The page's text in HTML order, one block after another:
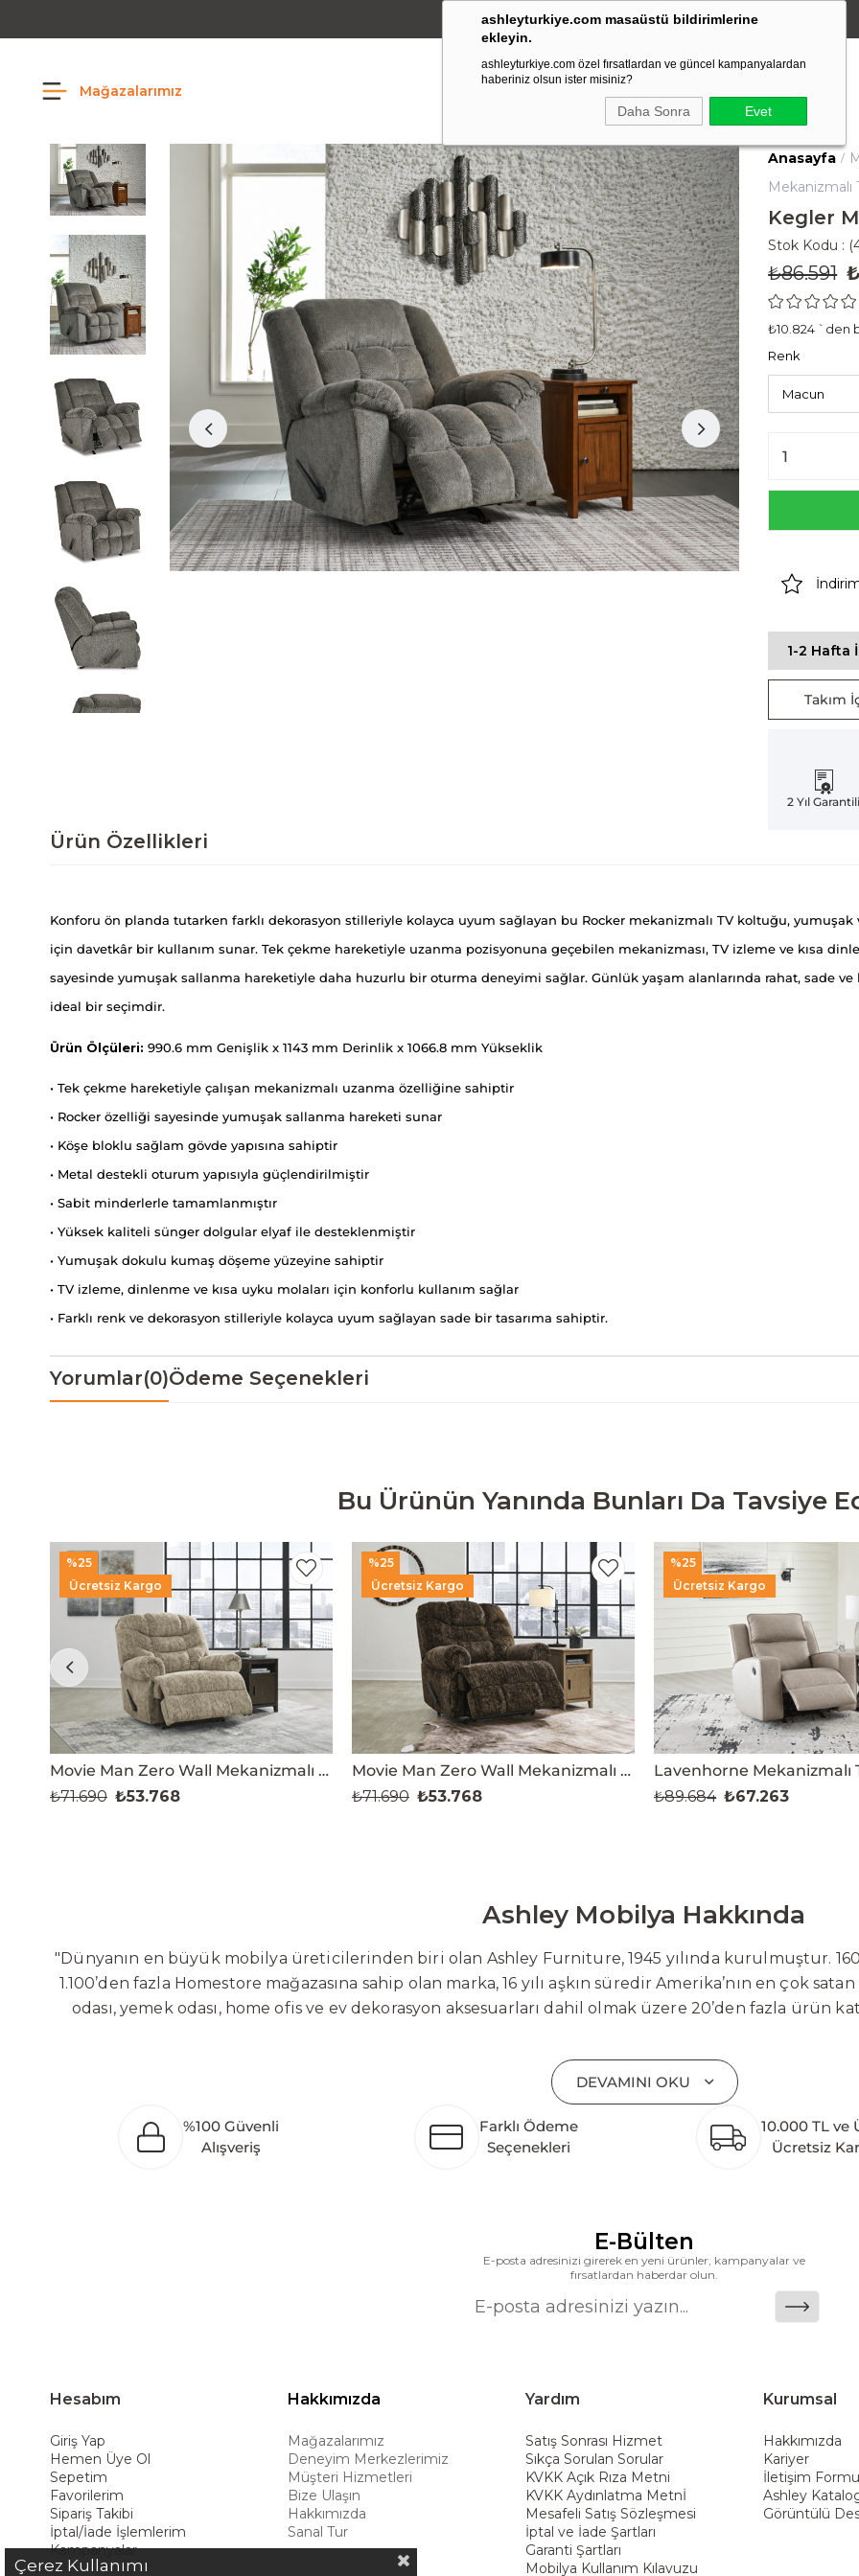
ashleyturkiye.com masaüstü bildirimlerine
ekleyin.
ashleyturkiye.com özel fırsatlardan ve güncel kampanyalardan
haberiniz olsun ister misiniz?
Daha Sonra Evet
Amerikan Stili Ergonomik Tasarım
Mağazalarımız
Anasayfa
Mekanizmalı
Kegler
Stok Kodu
₺86.591
₺10.824 `den
Renk
1-2 Hafta
Takım
2 Yıl Garantili
Ürün Özellikleri
Konforu ön planda tutarken farklı dekorasyon stilleriyle kolayca uyum sağlayan bu Rocker mekanizmalı TV koltuğu,
için davetkâr bir kullanım sunar. Tek çekme hareketiyle uzanma pozisyonuna geçebilen mekanizması, TV izleme ve kısa
sayesinde yumuşak sallanma hareketiyle daha huzurlu bir oturma deneyimi sağlar. Günlük yaşam alanlarında rahat, sade
ideal bir seçimdir.
Ürün Ölçüleri: 990.6 mm Genişlik x 1143 mm Derinlik x 1066.8 mm Yükseklik
• Tek çekme hareketiyle çalışan mekanizmalı uzanma özelliğine sahiptir
• Rocker özelliği sayesinde yumuşak sallanma hareketi sunar
• Köşe bloklu sağlam gövde yapısına sahiptir
• Metal destekli oturum yapısıyla güçlendirilmiştir
• Sabit minderlerle tamamlanmıştır
• Yüksek kaliteli sünger dolgular elyaf ile desteklenmiştir
• Yumuşak dokulu kumaş döşeme yüzeyine sahiptir
• TV izleme, dinlenme ve kısa uyku molaları için konforlu kullanım sağlar
• Farklı renk ve dekorasyon stilleriyle kolayca uyum sağlayan sade bir tasarıma sahiptir.
Yorumlar(0)Ödeme Seçenekleri
Bu Ürünün Yanında Bunları Da Tavsiye
Movie Man Zero Wall Mekanizmalı TV Koltuğu
₺53.768
₺71.690
Ücretsiz Kargo
%25
Movie Man Zero Wall Mekanizmalı TV Koltuğu
₺53.768
₺71.690
Ücretsiz Kargo
%25
₺67.263
₺89.684
Ücretsiz Kargo
%25
Ashley Mobilya Hakkında
"Dünyanın en büyük mobilya üreticilerinden biri olan Ashley Furniture, 1945 yılında kurulmuştur.
1.100’den fazla Homestore mağazasına sahip olan marka, 16 yılı aşkın süredir Amerika’nın en çok
odası, yemek odası, home ofis ve ev dekorasyon aksesuarları dahil olmak üzere 20’den fazla ürün
global altyapısı sayesinde dünya çapında önemli bir pazar payına ulaşmıştır. Marka; sadece
yaratacağı değerlere odaklanarak sürekli gelişimi temel yaklaşım olarak benimsemektedir.
Bölgesi’nde 100 dönüm arazi üzerine kurulan üretim tesisinin altyapısı tamamlanmıştır. Ashley
oluşturarak Orta Doğu, Avrupa ve Kuzey Afrika pazarlarına hizmet vermektir. Dünya genelinde 7
Türkiye’de üretim yapması, istihdam ve ekonomik katkı açısından önemli bir değer yaratmaktadır.
ürünleriyle kullanıcılarına uzun ömürlü çözümler sunar. Teknoloji ve mağazacılığı bir araya
deneyimiyle müşterilerine üstün bir alışveriş deneyimi sunmak ve bu konforu her eve taşımak
DEVAMINI OKU
%100 Güvenli
Alışveriş
Farklı Ödeme
Seçenekleri
10.000 TL ve
Ücretsiz
E-Bülten
E-posta adresinizi girerek en yeni ürünler, kampanyalar ve
fırsatlardan haberdar olun.
Hesabım
Giriş Yap
Hemen Üye Ol
Sepetim
Favorilerim
Sipariş Takibi
İptal/İade İşlemlerim
Kampanyalar
Hakkımızda
Mağazalarımız
Deneyim Merkezlerimiz
Müşteri Hizmetleri
Bize Ulaşın
Hakkımızda
Sanal Tur
Yardım
Satış Sonrası Hizmet
Sıkça Sorulan Sorular
KVKK Açık Rıza Metni
KVKK Aydınlatma Metnİ
Mesafeli Satış Sözleşmesi
İptal ve İade Şartları
Garanti Şartları
Mobilya Kullanım Kılavuzu
Kurumsal
Hakkımızda
Kariyer
İletişim Formu
Ashley
Görüntülü
Çerez Kullanımı